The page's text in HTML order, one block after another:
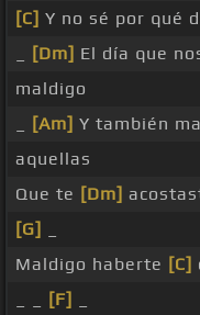
[C] Y no sé por qué
[Dm] El día que
maldigo
[Am] Y también
aquellas
Que te [Dm]
[G]
Maldigo haberte [C]
[F]